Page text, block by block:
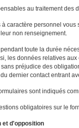
au traitement des
caractère personnel
non renseignement.
toute la durée
les données relatives
préjudice des
dernier contact entrant
sont indiqués
obligatoires sur le
et d'opposition